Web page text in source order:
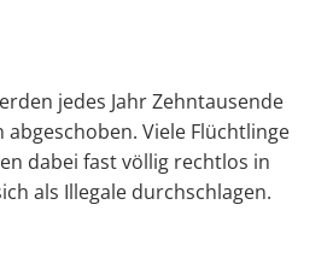
jedes Jahr Zehntausende
Viele Flüchtlinge
dabei fast völlig rechtlos in
als Illegale durchschlagen.